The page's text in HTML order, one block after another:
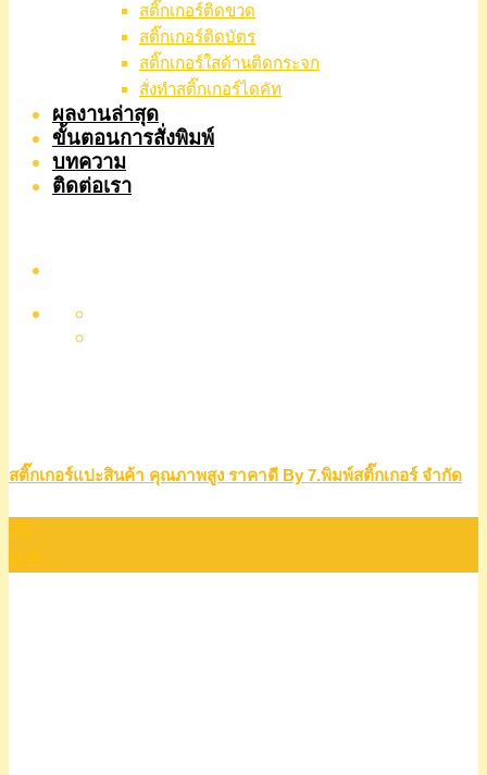
สติ๊กเกอร์ติดขวด
สติ๊กเกอร์ติดบัตร
สติ๊กเกอร์ใสด้านติดกระจก
สั่งทําสติ๊กเกอร์ไดคัท
ผลงานล่าสุด
ขั้นตอนการสั่งพิมพ์
บทความ
ติดต่อเรา
สติ๊กเกอร์แปะสินค้า คุณภาพสูง ราคาดี By 7.พิมพ์สติ๊กเกอร์ จำกัด
25
ม.ค.